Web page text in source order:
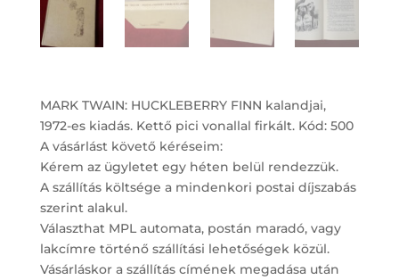
MARK TWAIN: HUCKLEBERRY FINN kalandjai,
1972-es kiadás. Kettő pici vonallal firkált. Kód: 500
A vásárlást követő kéréseim:
Kérem az ügyletet egy héten belül rendezzük.
A szállítás költsége a mindenkori postai díjszabás
szerint alakul.
Választhat MPL automata, postán maradó, vagy
lakcímre történő szállítási lehetőségek közül.
Vásárláskor a szállítás címének megadása után